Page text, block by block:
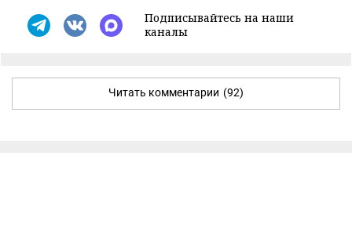
Подписывайтесь на наши
каналы
Читать комментарии (92)